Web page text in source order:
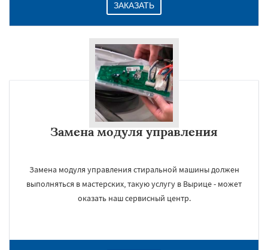
ЗАКАЗАТЬ
Замена модуля управления
Замена модуля управления стиральной машины должен
выполняться в мастерских, такую услугу в Вырице - может
оказать наш сервисный центр.